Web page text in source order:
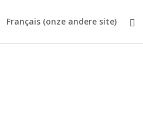
Français (onze andere site)